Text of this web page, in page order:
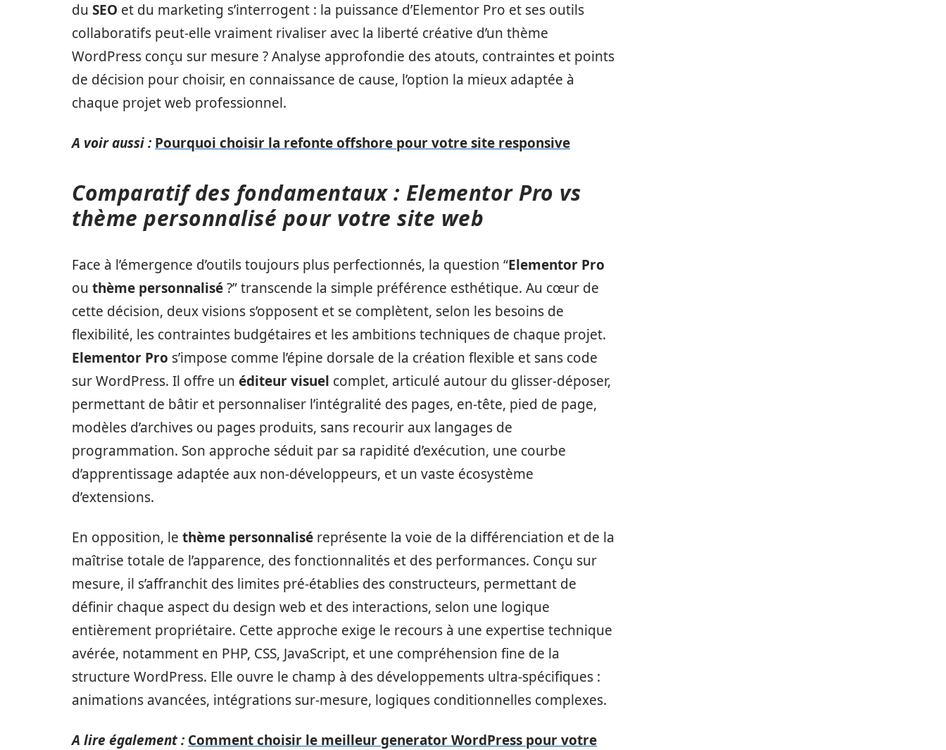
du SEO et du marketing s’interrogent : la puissance d’Elementor Pro et ses outils
collaboratifs peut-elle vraiment rivaliser avec la liberté créative d’un thème
WordPress conçu sur mesure ? Analyse approfondie des atouts, contraintes et points
de décision pour choisir, en connaissance de cause, l’option la mieux adaptée à
chaque projet web professionnel.
A voir aussi : Pourquoi choisir la refonte offshore pour votre site responsive
Comparatif des fondamentaux : Elementor Pro vs
thème personnalisé pour votre site web
Face à l’émergence d’outils toujours plus perfectionnés, la question “Elementor Pro
ou thème personnalisé?” transcende la simple préférence esthétique. Au cœur de
cette décision, deux visions s’opposent et se complètent, selon les besoins de
flexibilité, les contraintes budgétaires et les ambitions techniques de chaque projet.
Elementor Pro s’impose comme l’épine dorsale de la création flexible et sans code
sur WordPress. Il offre un éditeur visuel complet, articulé autour du glisser-déposer,
permettant de bâtir et personnaliser l’intégralité des pages, en-tête, pied de page,
modèles d’archives ou pages produits, sans recourir aux langages de
programmation. Son approche séduit par sa rapidité d’exécution, une courbe
d’apprentissage adaptée aux non-développeurs, et un vaste écosystème
d’extensions.
En opposition, le thème personnalisé représente la voie de la différenciation et de la
maîtrise totale de l’apparence, des fonctionnalités et des performances. Conçu sur
mesure, il s’affranchit des limites pré-établies des constructeurs, permettant de
définir chaque aspect du design web et des interactions, selon une logique
entièrement propriétaire. Cette approche exige le recours à une expertise technique
avérée, notamment en PHP, CSS, JavaScript, et une compréhension fine de la
structure WordPress. Elle ouvre le champ à des développements ultra-spécifiques :
animations avancées, intégrations sur-mesure, logiques conditionnelles complexes.
A lire également : Comment choisir le meilleur generator WordPress pour votre